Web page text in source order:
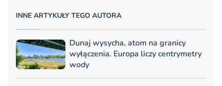
INNE ARTYKUŁY TEGO AUTORA
Dunaj wysycha, atom na granicy
wyłączenia. Europa liczy centrymetry
wody